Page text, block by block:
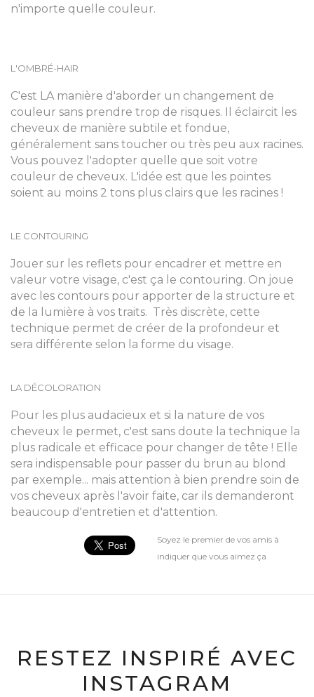
n'importe quelle couleur.
L'OMBRÉ-HAIR
C'est LA manière d'aborder un changement de
couleur sans prendre trop de risques. Il éclaircit les
cheveux de manière subtile et fondue,
généralement sans toucher ou très peu aux racines.
Vous pouvez l'adopter quelle que soit votre
couleur de cheveux. L'idée est que les pointes
soient au moins 2 tons plus clairs que les racines !
LE CONTOURING
Jouer sur les reflets pour encadrer et mettre en
valeur votre visage, c'est ça le contouring. On joue
avec les contours pour apporter de la structure et
de la lumière à vos traits. Très discrète, cette
technique permet de créer de la profondeur et
sera différente selon la forme du visage.
LA DÉCOLORATION
Pour les plus audacieux et si la nature de vos
cheveux le permet, c'est sans doute la technique la
plus radicale et efficace pour changer de tête ! Elle
sera indispensable pour passer du brun au blond
par exemple... mais attention à bien prendre soin de
vos cheveux après l'avoir faite, car ils demanderont
beaucoup d'entretien et d'attention.
Soyez le premier de vos amis à
indiquer que vous aimez ça
RESTEZ INSPIRÉ AVEC
INSTAGRAM